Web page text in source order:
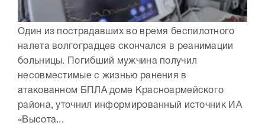
Один из пострадавших во время беспилотного
налета волгоградцев скончался в реанимации
больницы. Погибший мужчина получил
несовместимые с жизнью ранения в
атакованном БПЛА доме Красноармейского
района, уточнил информированный источник ИА
«Высота...